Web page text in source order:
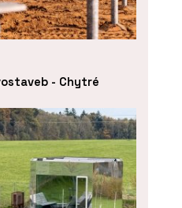
- Chytré